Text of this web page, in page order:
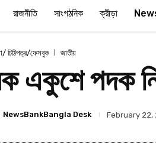
রাজনীতি সাংগঠনিক ক্রীড়া
চিঠিপত্র/ফেসবুক জাতীয়
একুশে পদক
NewsBankBangla Desk February 22,